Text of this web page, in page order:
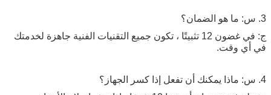
3. س: ما هو الضمان؟
ج: في غضون 12 تثبيتًا ، تكون جميع التقنيات الفنية جاهزة لخدمتك
في أي وقت.
4. س: ماذا يمكنك أن تفعل إذا كسر الجهاز؟